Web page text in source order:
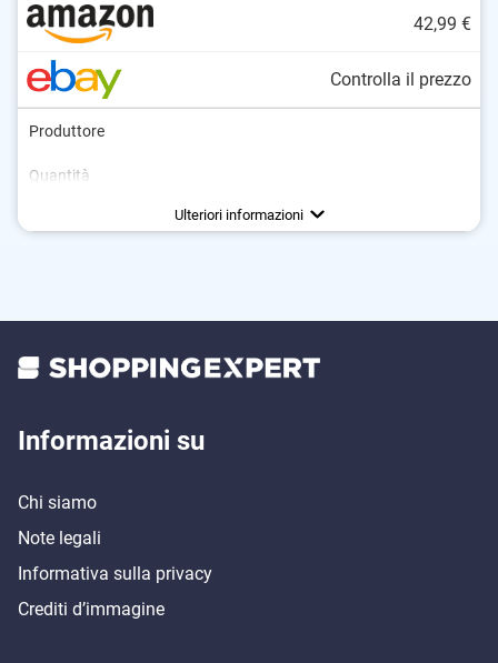
42,99 €
Controlla il prezzo
Produttore
Quantità
Ulteriori informazioni
Informazioni su
Chi siamo
Note legali
Informativa sulla privacy
Crediti d’immagine